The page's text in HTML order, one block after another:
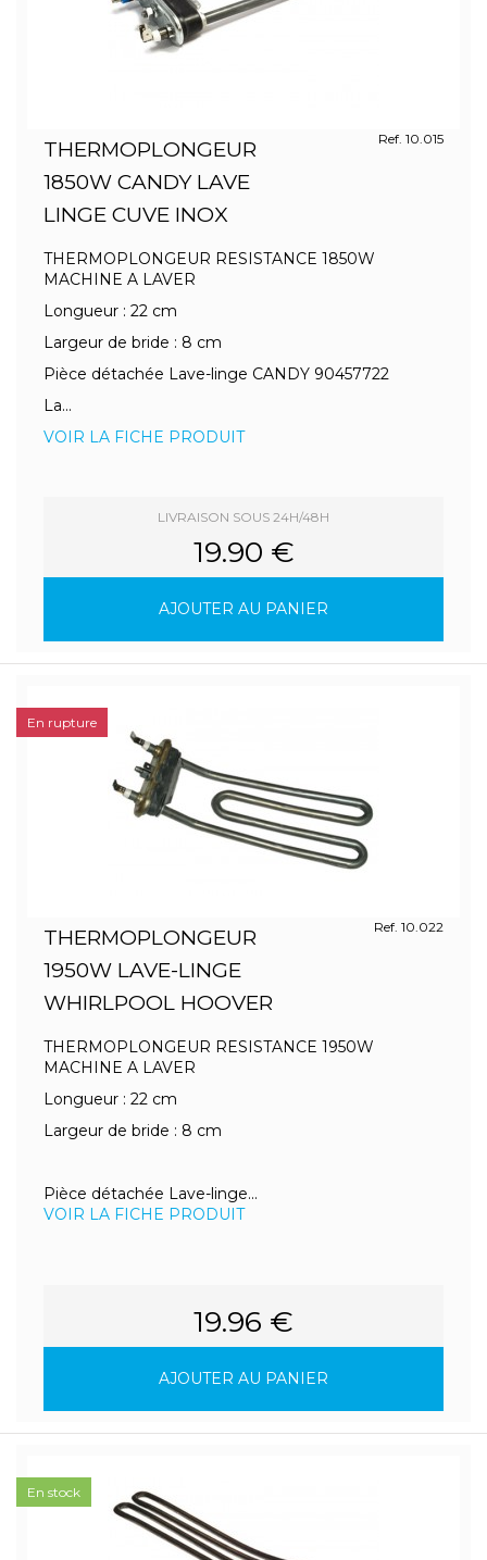
THERMOPLONGEUR
1850W CANDY LAVE
LINGE CUVE INOX
Ref. 10.015
THERMOPLONGEUR RESISTANCE 1850W
MACHINE A LAVER
Longueur : 22 cm
Largeur de bride : 8 cm
Pièce détachée Lave-linge CANDY 90457722
La...
VOIR LA FICHE PRODUIT
LIVRAISON SOUS 24H/48H
19.90 €
AJOUTER AU PANIER
THERMOPLONGEUR
1950W LAVE-LINGE
WHIRLPOOL HOOVER
Ref. 10.022
THERMOPLONGEUR RESISTANCE 1950W
MACHINE A LAVER
Longueur : 22 cm
Largeur de bride : 8 cm
Pièce détachée Lave-linge...
VOIR LA FICHE PRODUIT
19.96 €
AJOUTER AU PANIER
En rupture
En stock